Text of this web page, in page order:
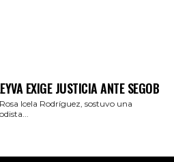
EXIGE JUSTICIA ANTE SEGOB
Icela Rodríguez, sostuvo una